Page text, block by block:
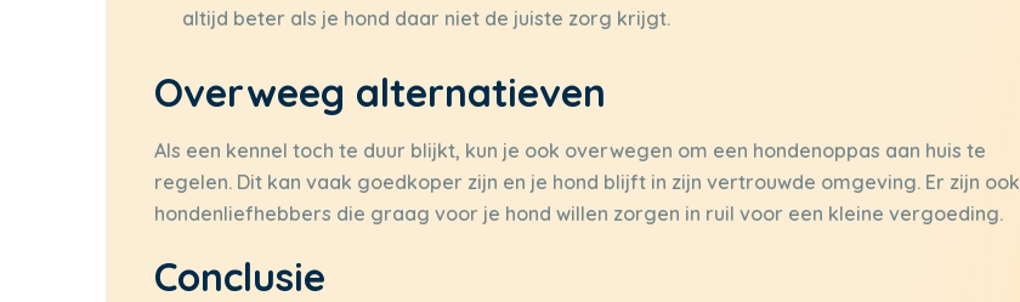
altijd beter als je hond daar niet de juiste zorg krijgt.
Overweeg alternatieven
Als een kennel toch te duur blijkt, kun je ook overwegen om een hondenoppas aan huis te
regelen. Dit kan vaak goedkoper zijn en je hond blijft in zijn vertrouwde omgeving. Er zijn ook
hondenliefhebbers die graag voor je hond willen zorgen in ruil voor een kleine vergoeding.
Conclusie